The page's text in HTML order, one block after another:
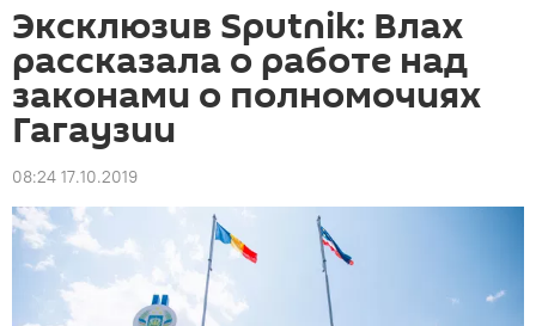
Эксклюзив Sputnik: Влах
рассказала о работе над
законами о полномочиях
Гагаузии
08:24 17.10.2019